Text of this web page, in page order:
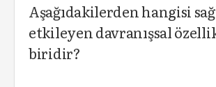
Aşağıdakilerden hangisi
etkileyen davranışsal
biridir?